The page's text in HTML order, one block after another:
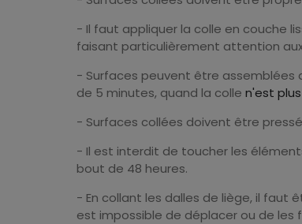
- Il faut appliquer la colle en couche
faisant particulièrement attention
- Surfaces peuvent être
de 5 minutes, quand la colle n'est
- Surfaces collées doivent être
- Il est interdit de toucher les
bout de 48 heures.
- En collant les dalles de liège, il faut
est impossible de déplacer ou de les